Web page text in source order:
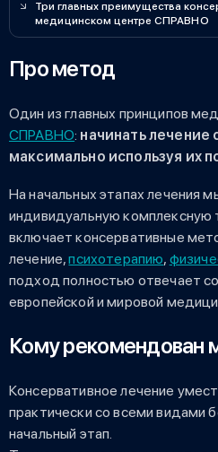
Три главных преимущества
медицинском центре СПРАВНО
Про метод
Один из главных принципов
СПРАВНО: начинать
максимально используя их
На начальных этапах лечения
индивидуальную комплексную
включает консервативные
лечение,психотерапию,
подход полностью отвечает
европейской и мировой
Кому рекомендован
Консервативное лечение
практически со всеми видами
начальный этап.